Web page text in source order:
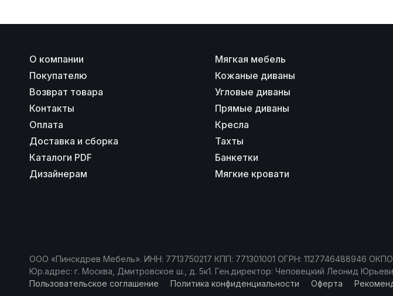
О компании
Покупателю
Возврат товара
Контакты
Оплата
Доставка и сборка
Каталоги PDF
Дизайнерам
Мягкая мебель
Кожаные диваны
Угловые диваны
Прямые диваны
Кресла
Тахты
Банкетки
Мягкие кровати
ООО «Пинскдрев Мебель». ИНН: 7713750217 КПП: 771301001 ОГРН: 1127746488946
Юр.адрес: г. Москва, Дмитровское ш., д. 5к1. Ген.директор: Чеповецкий Леонид
Пользовательское соглашение
Политика конфиденциальности Оферта